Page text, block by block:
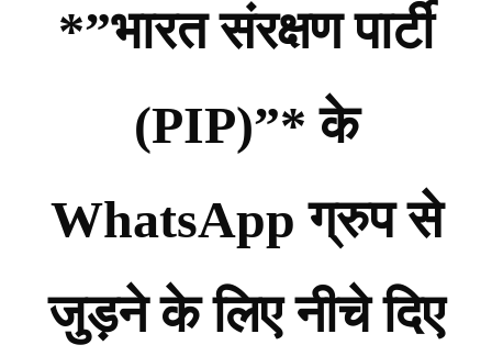
*”भारत संरक्षण पार्टी
(PIP)”* के
WhatsApp ग्रुप से
जुड़ने के लिए नीचे दिए